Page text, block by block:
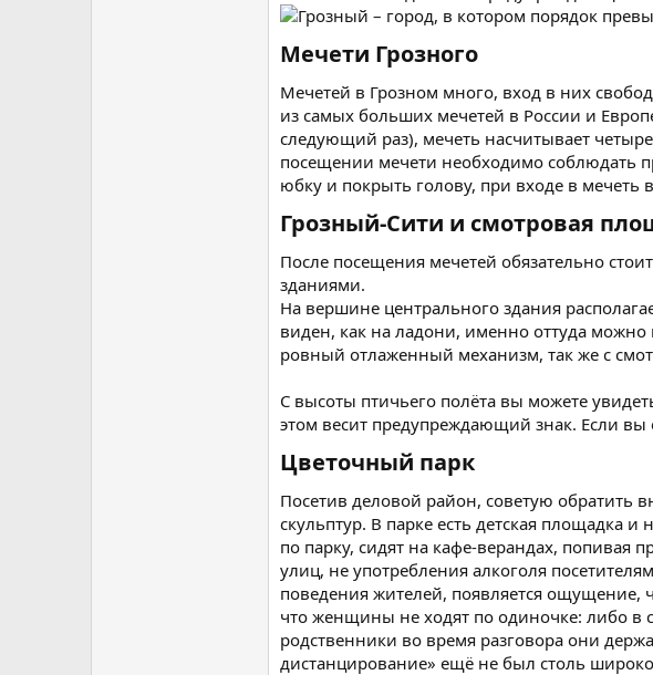
Мечети Грозного​
Мечетей в Грозном много, вход в них
из самых больших мечетей в России и
следующий раз), мечеть насчитывает
посещении мечети необходимо соблюдать
юбку и покрыть голову, при входе в мечеть
Грозный-Сити и смотровая
После посещения мечетей обязательно
зданиями.
На вершине центрального здания
виден, как на ладони, именно оттуда
ровный отлаженный механизм, так же с
С высоты птичьего полёта вы можете
этом весит предупреждающий знак. Если вы
Цветочный парк​
Посетив деловой район, советую обратить
скульптур. В парке есть детская площадка
по парку, сидят на кафе-верандах, попивая
улиц, не употребления алкоголя
поведения жителей, появляется ощущение,
что женщины не ходят по одиночке: либо
родственники во время разговора они
дистанцирование» ещё не был столь